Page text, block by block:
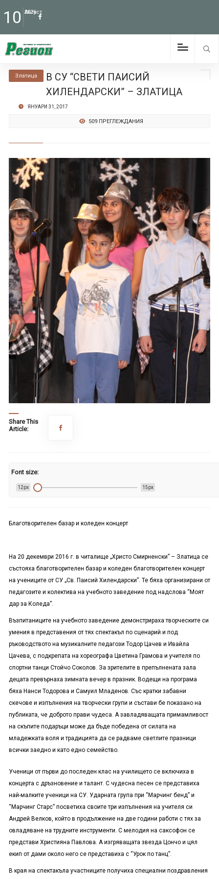
10 Август
2026
Златица
В СУ “СВЕТИ ПАИСИЙ
ХИЛЕНДАРСКИ” – ЗЛАТИЦА
ЯНУАРИ 31, 2017
509 ПРЕГЛЕЖДАНИЯ
Share This
Article:
Font size:
12px 15px
Благотворителен базар и коледен концерт
На 20 декември 2016 г. в читалище „Христо Смирненски” – Златица се
състояха благотворителен базар и коледен благотворителен концерт
на учениците от СУ „Св. Паисий Хилендарски”. Те бяха организирани от
педагозите и колектива на учебното заведение под надслова “Моят
дар за Коледа”.
Възпитаниците на учебното заведение демонстрираха творческите си
умения в представения от тях спектакъл по сценарий и под
ръководството на музикалните педагози Тодор Цачев и Ивайла
Цачева, с подкрепата на хореографа Цветина Грамова и учителя по
спортни танци Стойчо Соколов. За зрителите в препълнената зала
децата превърнаха зимната вечер в празник. Водещи на програма
бяха Нанси Тодорова и Самуил Младенов. Със кратки забавни
скечове и изпълнения на творчески групи и състави бе показано на
публиката, че доброто прави чудеса. А завладяващата примамливост
на скъпите подаръци може да бъде победена от силата на
младежката воля и традицията да се радваме светлите празници
всички заедно и като едно семейство.
Ученици от първи до последен клас на училището се включиха в
концерта с дръзновение и талант. С чудесна песен се представиха
най-малките ученици на СУ. Ударната група при “Марчинг бенд” и
“Марчинг Старс” посветиха своите три изпълнения на учителя си
Андрей Велков, който в продължение на две години работи с тях за
овладяване на трудните инструменти. С мелодия на саксофон се
представи Християна Павлова. А изгряващата звезда Цончо и цял
екип от дами около него се представиха с “Урок по танц”.
В края на спектакъла участниците получиха специални поздравления